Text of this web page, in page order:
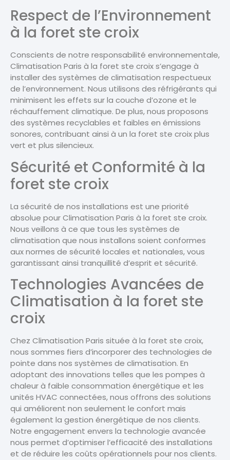
Respect de l’Environnement
à la foret ste croix
Conscients de notre responsabilité environnementale,
Climatisation Paris à la foret ste croix s’engage à
installer des systèmes de climatisation respectueux
de l’environnement. Nous utilisons des réfrigérants qui
minimisent les effets sur la couche d’ozone et le
réchauffement climatique. De plus, nous proposons
des systèmes recyclables et faibles en émissions
sonores, contribuant ainsi à un la foret ste croix plus
vert et plus silencieux.
Sécurité et Conformité à la
foret ste croix
La sécurité de nos installations est une priorité
absolue pour Climatisation Paris à la foret ste croix.
Nous veillons à ce que tous les systèmes de
climatisation que nous installons soient conformes
aux normes de sécurité locales et nationales, vous
garantissant ainsi tranquillité d’esprit et sécurité.
Technologies Avancées de
Climatisation à la foret ste
croix
Chez Climatisation Paris située à la foret ste croix,
nous sommes fiers d’incorporer des technologies de
pointe dans nos systèmes de climatisation. En
adoptant des innovations telles que les pompes à
chaleur à faible consommation énergétique et les
unités HVAC connectées, nous offrons des solutions
qui améliorent non seulement le confort mais
également la gestion énergétique de nos clients.
Notre engagement envers la technologie avancée
nous permet d’optimiser l’efficacité des installations
et de réduire les coûts opérationnels pour nos clients.